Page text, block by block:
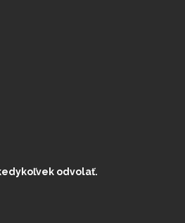
odvolať.
od Silentelu